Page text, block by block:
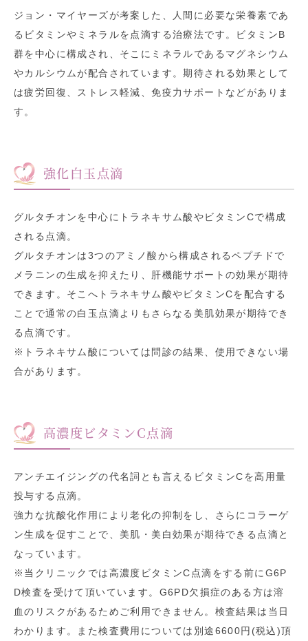
ジョン・マイヤーズが考案した、人間に必要な栄養素であ
るビタミンやミネラルを点滴する治療法です。ビタミンB
群を中心に構成され、そこにミネラルであるマグネシウム
やカルシウムが配合されています。期待される効果として
は疲労回復、ストレス軽減、免疫力サポートなどがありま
す。
強化白玉点滴
グルタチオンを中心にトラネキサム酸やビタミンCで構成
される点滴。
グルタチオンは3つのアミノ酸から構成されるペプチドで
メラニンの生成を抑えたり、肝機能サポートの効果が期待
できます。そこへトラネキサム酸やビタミンCを配合する
ことで通常の白玉点滴よりもさらなる美肌効果が期待でき
る点滴です。
※トラネキサム酸については問診の結果、使用できない場
合があります。
高濃度ビタミンC点滴
アンチエイジングの代名詞とも言えるビタミンCを高用量
投与する点滴。
強力な抗酸化作用により老化の抑制をし、さらにコラーゲ
ン生成を促すことで、美肌・美白効果が期待できる点滴と
なっています。
※当クリニックでは高濃度ビタミンC点滴をする前にG6P
D検査を受けて頂いています。G6PD欠損症のある方は溶
血のリスクがあるためご利用できません。検査結果は当日
わかります。また検査費用については別途6600円(税込)頂